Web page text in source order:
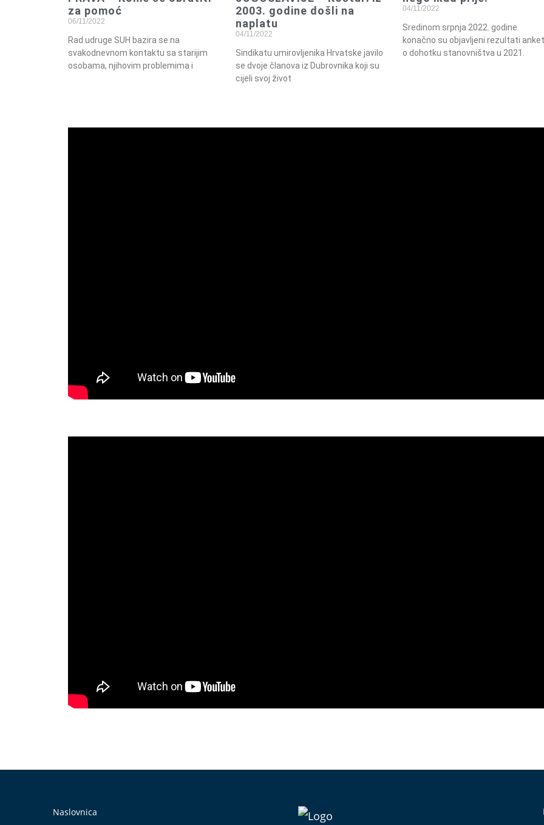
za pomoć
06/11/2022
Rad udruge SUH bazira se na
svakodnevnom kontaktu sa starijim
osobama, njihovim problemima i
2003. godine došli na
naplatu
04/11/2022
Sindikatu umirovljenika Hrvatske javilo
se dvoje članova iz Dubrovnika koji su
cijeli svoj život
04/11/2022
Sredinom srpnja 2022. godine
konačno su objavljeni rezultati
o dohotku stanovništva u 2021.
Naslovnica